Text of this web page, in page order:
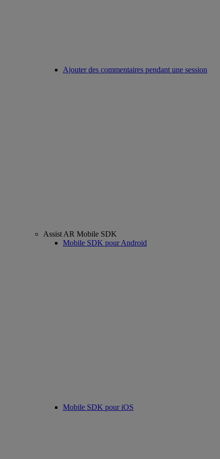
Ajouter des commentaires pendant une session
Assist AR Mobile SDK
Mobile SDK pour Android
Mobile SDK pour iOS